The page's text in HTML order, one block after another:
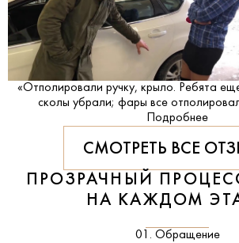
«Отполировали ручку, крыло. Ребята
сколы убрали; фары все
Подробнее
СМОТРЕТЬ ВСЕ
ПРОЗРАЧНЫЙ
НА КАЖДОМ
01. Обращение